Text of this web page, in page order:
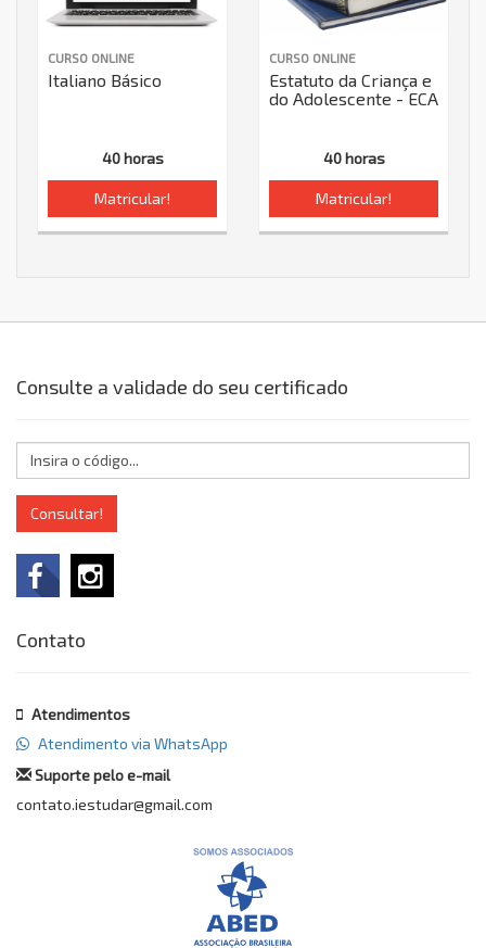
CURSO ONLINE
Italiano Básico
40 horas
Matricular!
CURSO ONLINE
Estatuto da Criança e
do Adolescente - ECA
40 horas
Matricular!
Consulte a validade do seu certificado
Consultar!
Contato
Atendimentos
Atendimento via WhatsApp
Suporte pelo e-mail
contato.iestudar@gmail.com